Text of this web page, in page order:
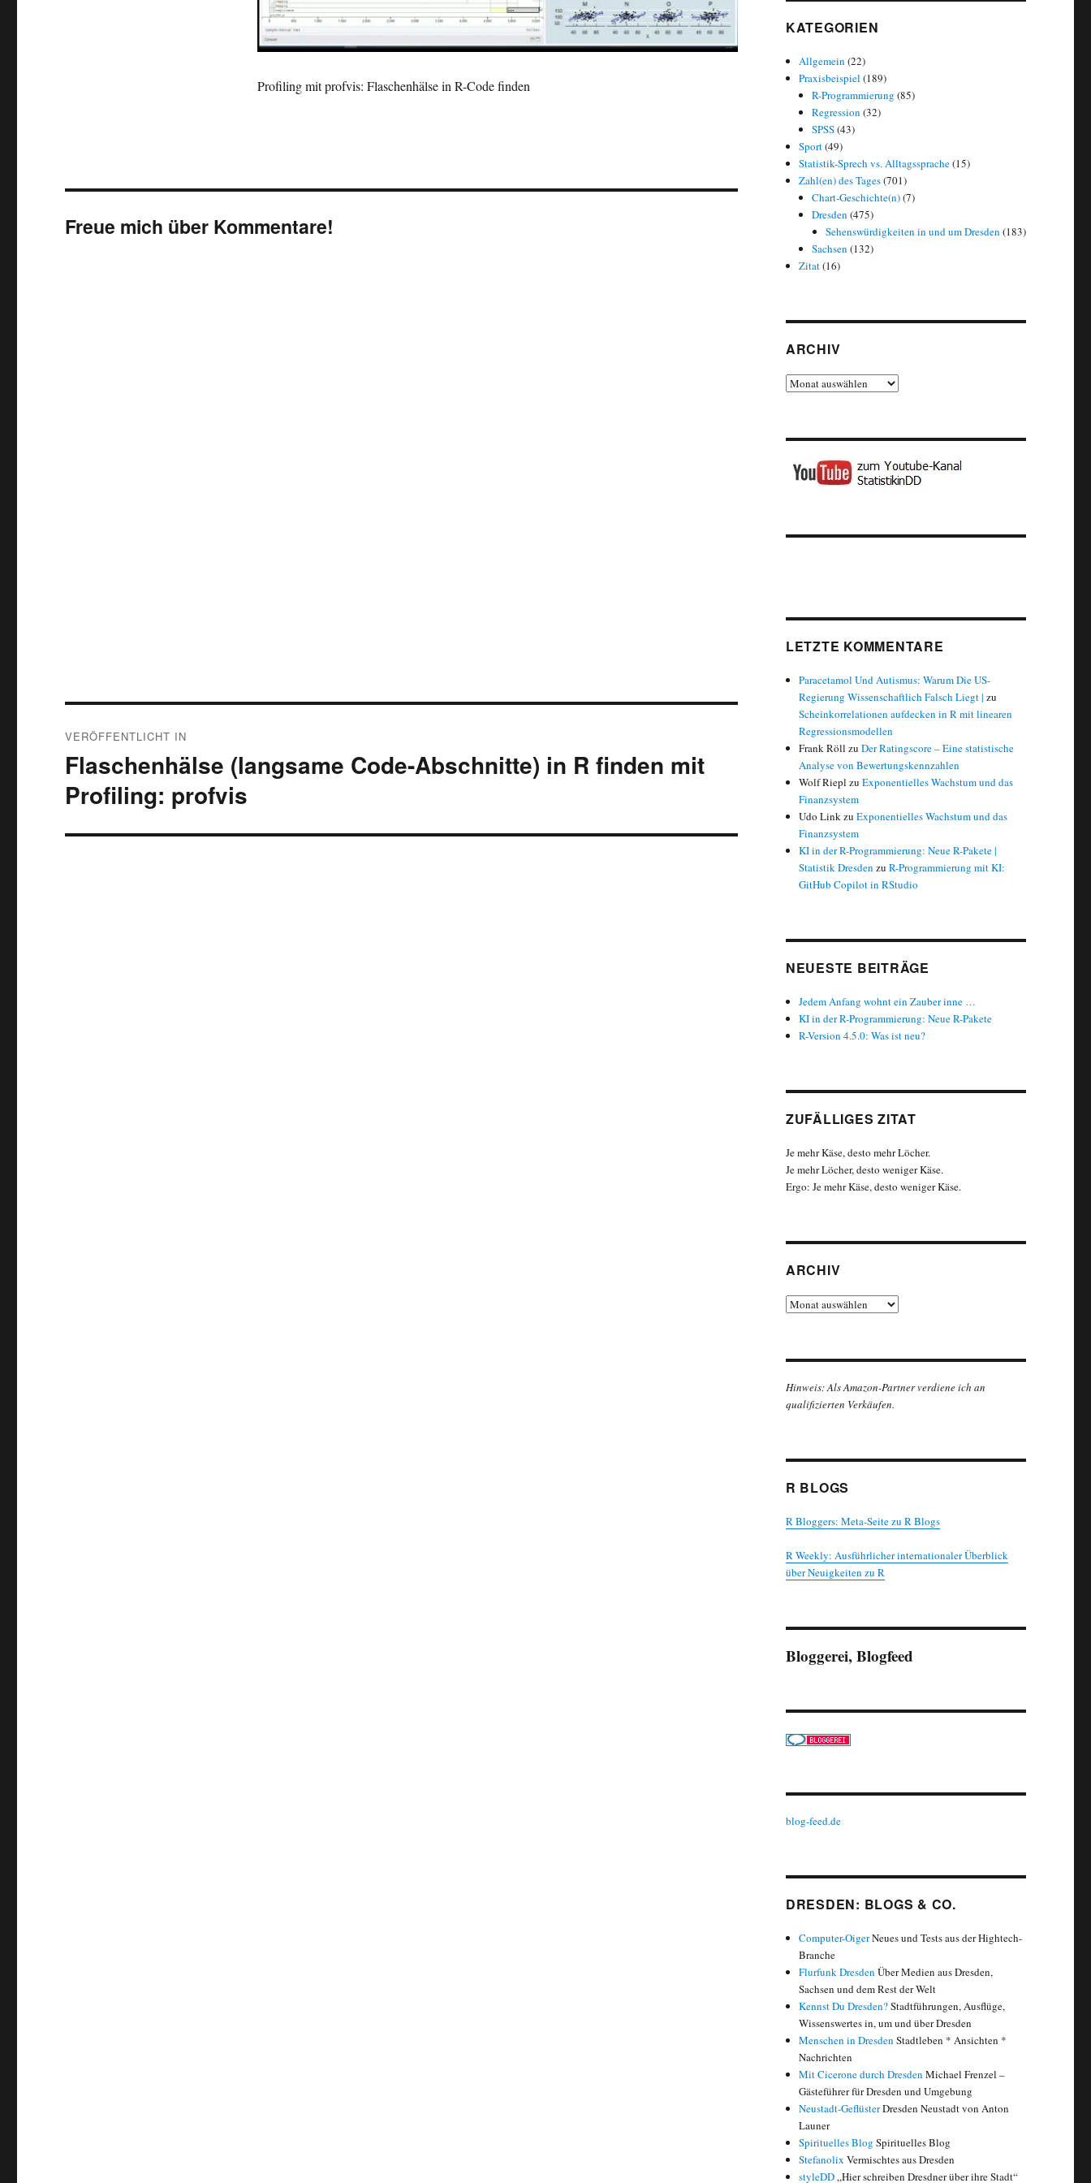
Profiling mit profvis: Flaschenhälse in R-Code finden
Freue mich über Kommentare!
VERÖFFENTLICHT IN
Flaschenhälse (langsame Code-Abschnitte) in R finden mit
Profiling: profvis
KATEGORIEN
Allgemein (22)
Praxisbeispiel (189)
R-Programmierung (85)
Regression (32)
SPSS(43)
Sport(49)
Statistik-Sprech vs. Alltagssprache(15)
Zahl(en) des Tages(701)
Chart-Geschichte(n)(7)
Dresden (475)
Sehenswürdigkeiten in und um Dresden (183)
Sachsen (132)
Zitat(16)
ARCHIV
Archiv
LETZTE KOMMENTARE
Paracetamol Und Autismus: Warum Die US-
Regierung Wissenschaftlich Falsch Liegt | zu
Scheinkorrelationen aufdecken in R mit linearen
Regressionsmodellen
Frank Röll zuDer Ratingscore – Eine statistische
Analyse von Bewertungskennzahlen
Wolf Riepl zuExponentielles Wachstum und das
Finanzsystem
Udo LinkzuExponentielles Wachstum und das
Finanzsystem
KI in der R-Programmierung: Neue R-Pakete |
Statistik Dresden zuR-Programmierung mit KI:
GitHub Copilot in RStudio
NEUESTE BEITRÄGE
Jedem Anfang wohnt ein Zauber inne …
KI in der R-Programmierung: Neue R-Pakete
R-Version 4.5.0: Was ist neu?
ZUFÄLLIGES ZITAT
Je mehr Käse, desto mehr Löcher.
Je mehr Löcher, desto weniger Käse.
Ergo: Je mehr Käse, desto weniger Käse.
ARCHIV
Archiv
Hinweis: Als Amazon-Partner verdiene ich an
qualifizierten Verkäufen.
R BLOGS
R Bloggers: Meta-Seite zu R Blogs
R Weekly: Ausführlicher internationaler Überblick
über Neuigkeiten zu R
Bloggerei, Blogfeed
blog-feed.de
DRESDEN: BLOGS & CO.
Computer-OigerNeues und Tests aus der Hightech-
Branche
Flurfunk Dresden Über Medien aus Dresden,
Sachsen und dem Rest der Welt
Kennst Du Dresden?Stadtführungen, Ausflüge,
Wissenswertes in, um und über Dresden
Menschen in Dresden Stadtleben * Ansichten *
Nachrichten
Mit Cicerone durch Dresden Michael Frenzel –
Gästeführer für Dresden und Umgebung
Neustadt-GeflüsterDresden Neustadt von Anton
Launer
Spirituelles Blog Spirituelles Blog
Stefanolix Vermischtes aus Dresden
styleDD„Hier schreiben Dresdner über ihre Stadt“